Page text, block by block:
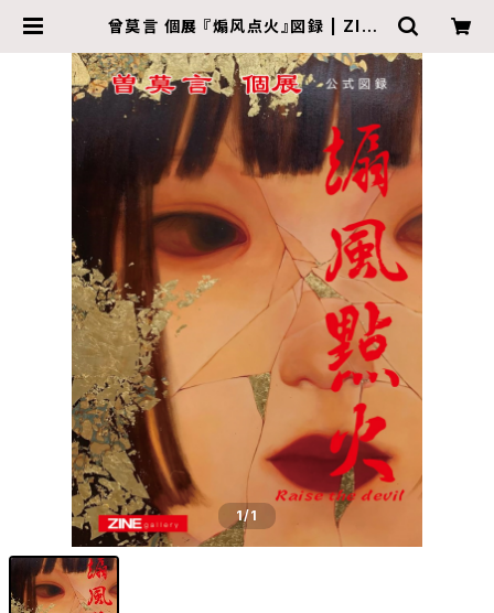
曾莫言 個展 『煽风点火』図録 | ZINE
1/1